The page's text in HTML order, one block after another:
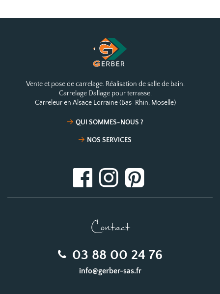
Vente et pose de carrelage. Réalisation de salle de bain.
Carrelage Dallage pour terrasse.
Carreleur en Alsace Lorraine (Bas-Rhin, Moselle)
QUI SOMMES-NOUS ?
NOS SERVICES
Contact
03 88 00 24 76
info@gerber-sas.fr